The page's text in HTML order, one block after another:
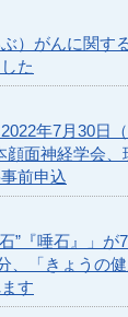
ぶ）がんに関す
た
年7月30日
顔面神経学会
前申込
”『唾石』」が
、「きょうの
す